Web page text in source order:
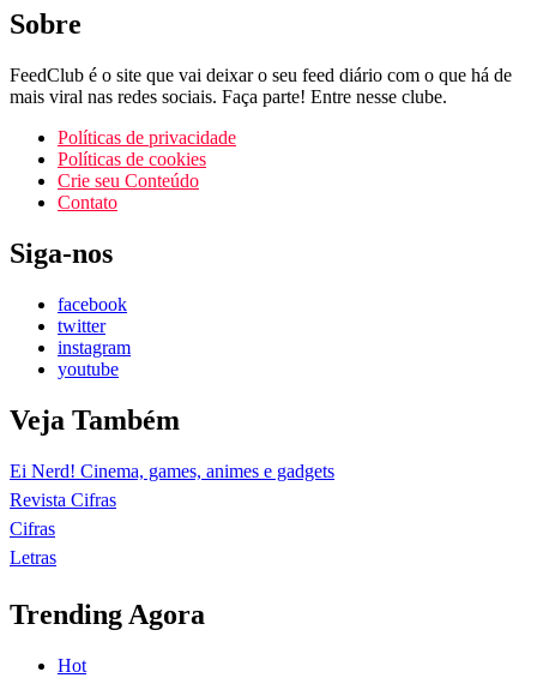
Sobre
FeedClub é o site que vai deixar o seu feed diário com o que há de
mais viral nas redes sociais. Faça parte! Entre nesse clube.
Políticas de privacidade
Políticas de cookies
Crie seu Conteúdo
Contato
Siga-nos
facebook
twitter
instagram
youtube
Veja Também
Ei Nerd! Cinema, games, animes e gadgets
Revista Cifras
Cifras
Letras
Trending Agora
Hot